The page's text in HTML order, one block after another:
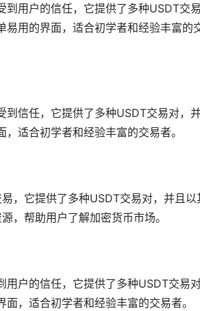
到用户的信任，它提供了多种USDT交
用的界面，适合初学者和经验丰富的
到信任，它提供了多种USDT交易对，
适合初学者和经验丰富的交易者。
，它提供了多种USDT交易对，并且以
，帮助用户了解加密货币市场。
用户的信任，它提供了多种USDT交易
，适合初学者和经验丰富的交易者。